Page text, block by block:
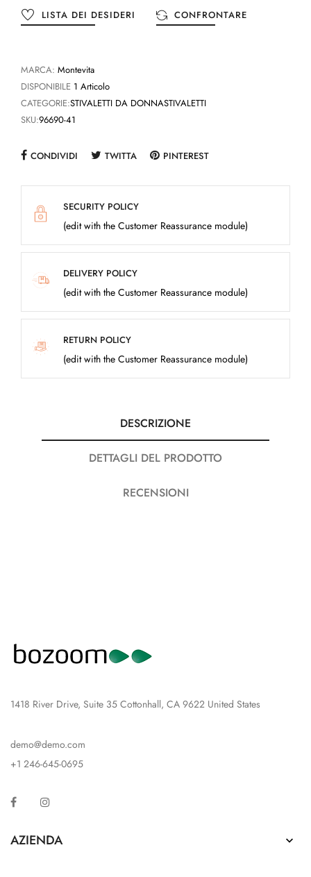
LISTA DEI DESIDERI CONFRONTARE
MARCA: Montevita
DISPONIBILE 1 Articolo
CATEGORIE:STIVALETTI DA DONNASTIVALETTI
SKU:96690-41
CONDIVIDI TWITTA PINTEREST
SECURITY POLICY
(edit with the Customer Reassurance module)
DELIVERY POLICY
(edit with the Customer Reassurance module)
RETURN POLICY
(edit with the Customer Reassurance module)
DESCRIZIONE
DETTAGLI DEL PRODOTTO
RECENSIONI
1418 River Drive, Suite 35 Cottonhall, CA 9622 United States
demo@demo.com
+1 246-645-0695
Facebook
AZIENDA 